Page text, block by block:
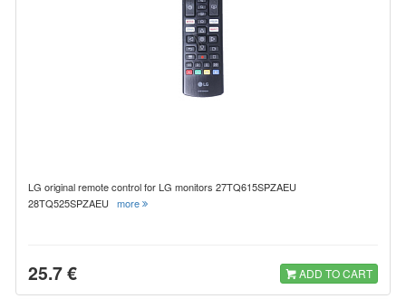
LG original remote control for LG monitors 27TQ615SPZAEU
28TQ525SPZAEU more
25.7 € ADD TO CART